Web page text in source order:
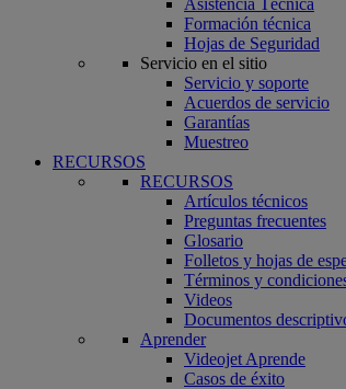
Asistencia Técnica
Formación técnica
Hojas de Seguridad
Servicio en el sitio
Servicio y soporte
Acuerdos de servicio
Garantías
Muestreo
RECURSOS
RECURSOS
Artículos técnicos
Preguntas frecuentes
Glosario
Folletos y hojas de
Términos y
Videos
Documentos
Aprender
Videojet Aprende
Casos de éxito